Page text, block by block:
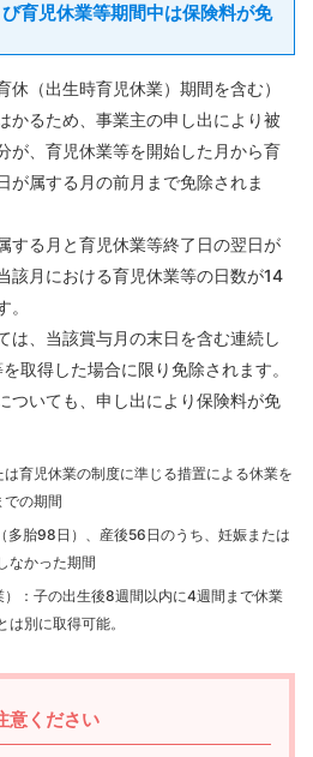
育児休業等期間中は保険料が免
（出生時育児休業）期間を含む）
かるため、事業主の申し出により被
が、育児休業等を開始した月から育
が属する月の前月まで免除されま
する月と育児休業等終了日の翌日が
該月における育児休業等の日数が14
は、当該賞与月の末日を含む連続し
取得した場合に限り免除されます。
ついても、申し出により保険料が免
育児休業の制度に準じる措置による休業を
の期間
多胎98日）、産後56日のうち、妊娠または
なかった期間
：子の出生後8週間以内に4週間まで休業
別に取得可能。
意ください